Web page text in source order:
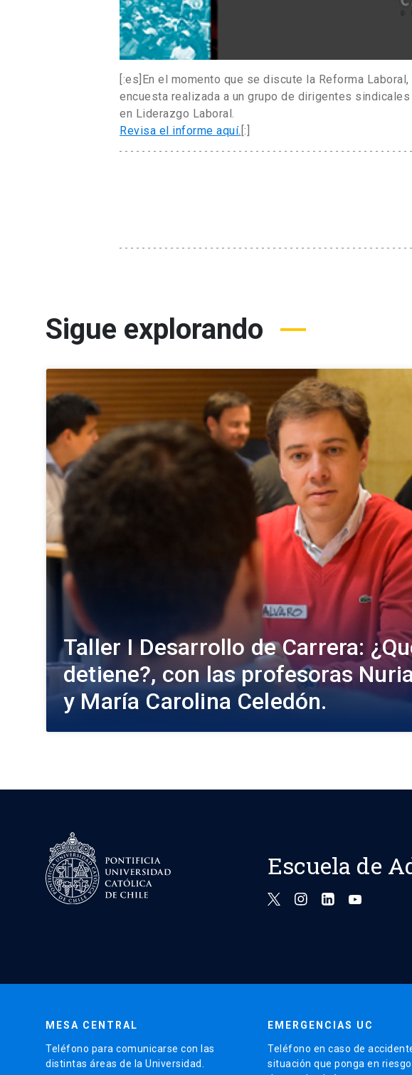
[:es]En el momento que se discute la Reforma
encuesta realizada a un grupo de dirigentes
en Liderazgo Laboral.
Revisa el informe aquí. [:]
Sigue explorando
Taller I Desarrollo de Carrera:
detiene?, con las profesoras
y María Carolina Celedón.
Escuela de
MESA CENTRAL
Teléfono para comunicarse con las
distintas áreas de la Universidad.
EMERGENCIAS UC
Teléfono en caso de
situación que ponga en